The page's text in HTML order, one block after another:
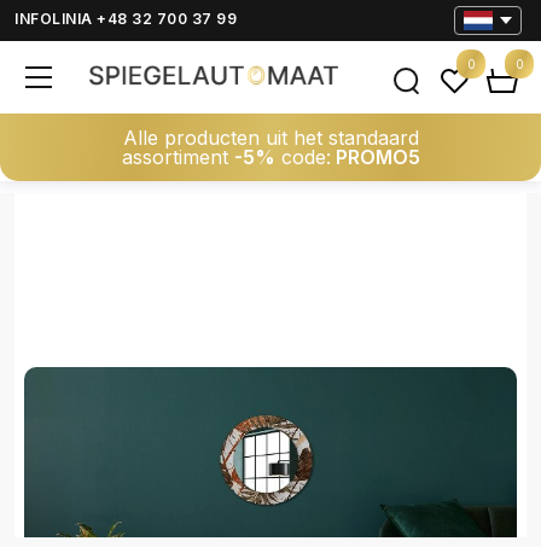
INFOLINIA +48 32 700 37 99
Alle producten uit het standaard
assortiment -5% code: PROMO5
0 0